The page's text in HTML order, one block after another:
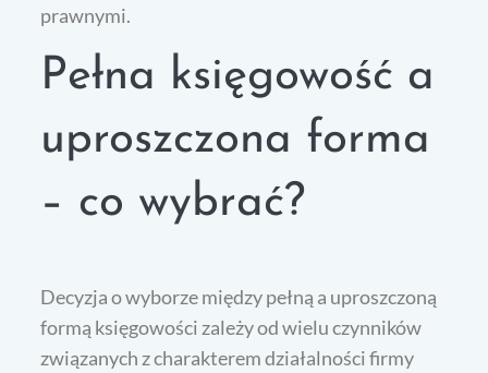
prawnymi.
Pełna księgowość a
uproszczona forma
– co wybrać?
Decyzja o wyborze między pełną a uproszczoną
formą księgowości zależy od wielu czynników
związanych z charakterem działalności firmy